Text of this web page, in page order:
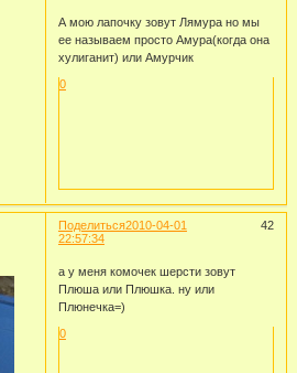
А мою лапочку зовут Лямура но мы
ее называем просто Амура(когда она
хулиганит) или Амурчик
0
Поделиться 42
2010-04-01
22:57:34
а у меня комочек шерсти зовут
Плюша или Плюшка. ну или
Плюнечка=)
0